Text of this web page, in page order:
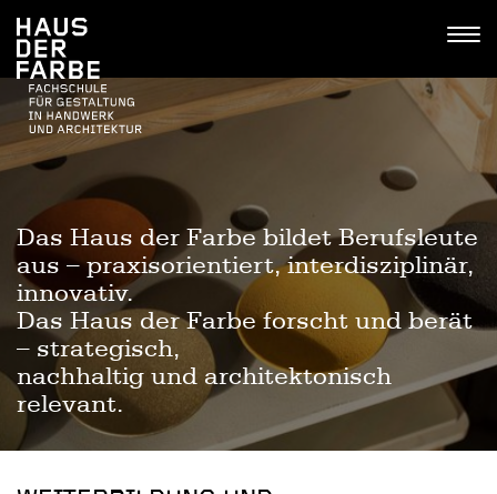
home
navigation
content
Haus
der
Farbe
Das Haus der Farbe bildet Berufsleute
aus – praxisorientiert, interdisziplinär,
innovativ.
Das Haus der Farbe forscht und berät
– strategisch,
nachhaltig und architektonisch
relevant.